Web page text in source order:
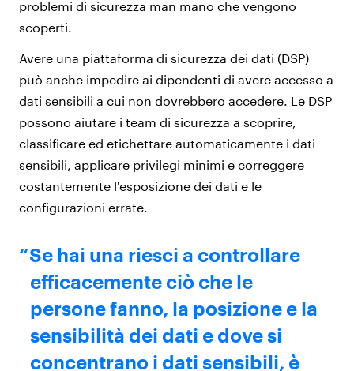
problemi di sicurezza man mano che vengono
scoperti.
Avere una piattaforma di sicurezza dei dati (DSP)
può anche impedire ai dipendenti di avere accesso a
dati sensibili a cui non dovrebbero accedere. Le DSP
possono aiutare i team di sicurezza a scoprire,
classificare ed etichettare automaticamente i dati
sensibili, applicare privilegi minimi e correggere
costantemente l'esposizione dei dati e le
configurazioni errate.
Se hai una riesci a controllare
efficacemente ciò che le
persone fanno, la posizione e la
sensibilità dei dati e dove si
concentrano i dati sensibili, è